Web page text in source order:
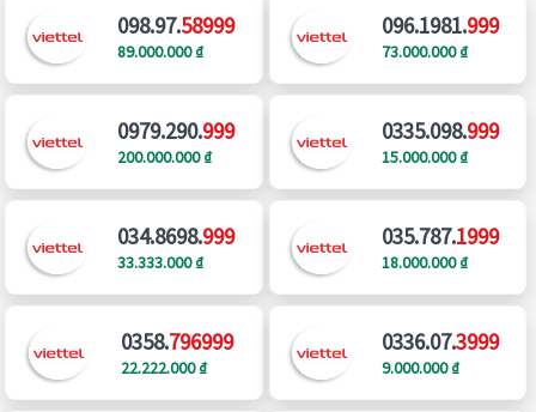
098.97.58999
89.000.000 ₫
096.1981.999
73.000.000 ₫
0979.290.999
200.000.000 ₫
0335.098.999
15.000.000 ₫
034.8698.999
33.333.000 ₫
035.787.1999
18.000.000 ₫
0358.796999
22.222.000 ₫
0336.07.3999
9.000.000 ₫